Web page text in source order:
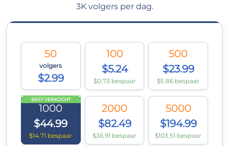
3K volgers per dag.
50
volgers
$2.99
100
$5.24
$0.73 bespaar
500
$23.99
$5.86 bespaar
BEST VERKOCHT
1000
$44.99
$14.71 bespaar
2000
$82.49
$36.91 bespaar
5000
$194.99
$103.51 bespaar